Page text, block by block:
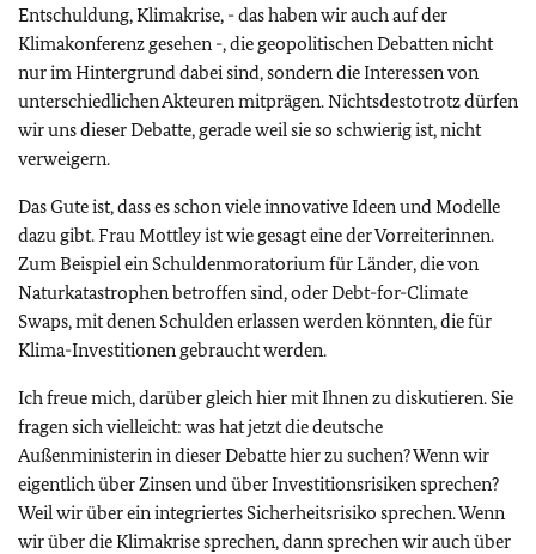
Entschuldung, Klimakrise, - das haben wir auch auf der
Klimakonferenz gesehen -, die geopolitischen Debatten nicht
nur im Hintergrund dabei sind, sondern die Interessen von
unterschiedlichen Akteuren mitprägen. Nichtsdestotrotz dürfen
wir uns dieser Debatte, gerade weil sie so schwierig ist, nicht
verweigern.
Das Gute ist, dass es schon viele innovative Ideen und Modelle
dazu gibt. Frau Mottley ist wie gesagt eine der Vorreiterinnen.
Zum Beispiel ein Schuldenmoratorium für Länder, die von
Naturkatastrophen betroffen sind, oderDebt-for-Climate
Swaps, mit denen Schulden erlassen werden könnten, die für
Klima-Investitionen gebraucht werden.
Ich freue mich, darüber gleich hier mit Ihnen zu diskutieren. Sie
fragen sich vielleicht: was hat jetzt die deutsche
Außenministerin in dieser Debatte hier zu suchen? Wenn wir
eigentlich über Zinsen und über Investitionsrisiken sprechen?
Weil wir über ein integriertes Sicherheitsrisiko sprechen. Wenn
wir über die Klimakrise sprechen, dann sprechen wir auch über